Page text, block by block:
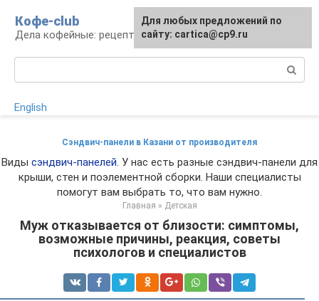
контенту
Кофе-club
Дела кофейные: рецепты и приготовление
English
Сэндвич-панели в Казани от производителя
Виды сэндвич-панелей. У нас есть разные сэндвич-панели для
крыши, стен и поэлементной сборки. Наши специалисты
помогут вам выбрать то, что вам нужно.
Главная » Детская
Муж отказывается от близости: симптомы,
возможные причины, реакция, советы
психологов и специалистов
Для любых предложений по
сайту: cartica@cp9.ru